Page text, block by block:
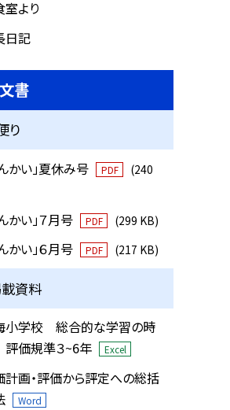
室より
日記
書
り
かい」夏休み号 PDF
(240
かい」７月号 PDF (299 KB)
かい」６月号 PDF (217 KB)
資料
小学校 総合的な学習の時
価規準３~6年
Excel
計画・評価から評定への総括
Word